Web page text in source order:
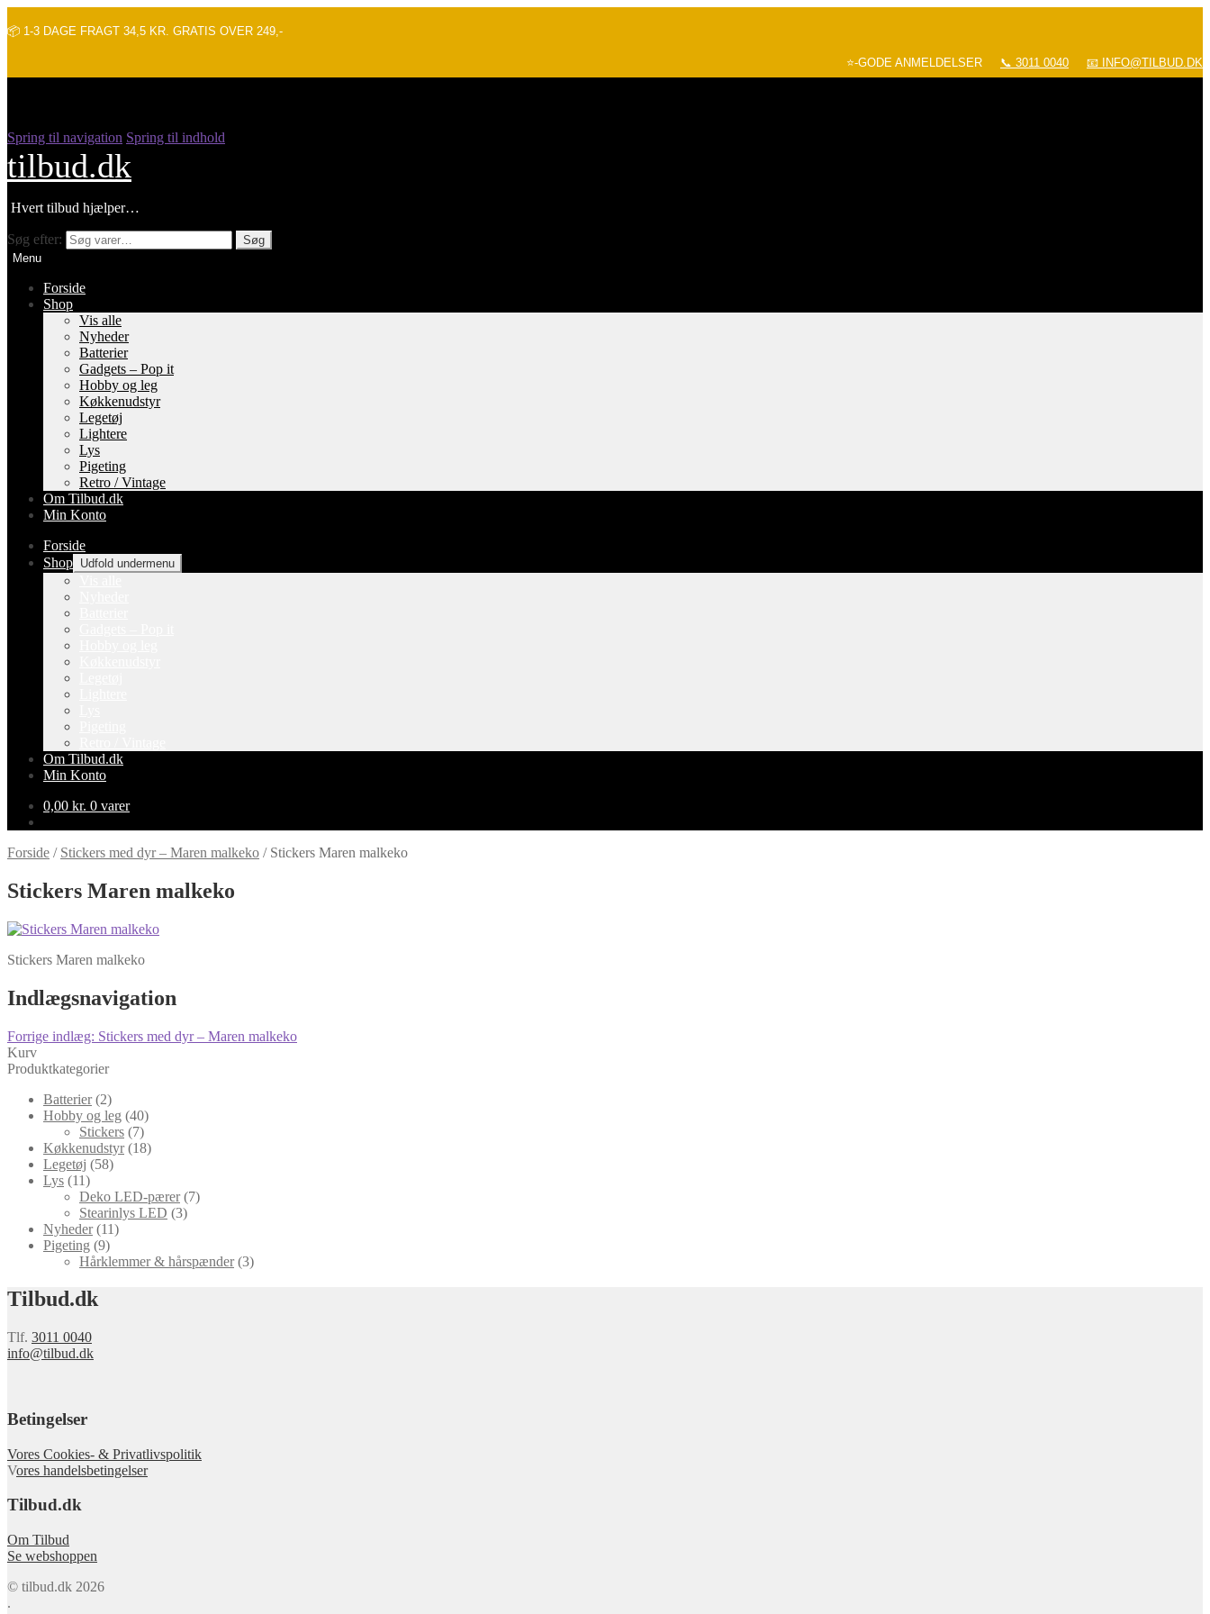
📦 1-3 DAGE FRAGT 34,5 KR. GRATIS OVER 249,-
⭐-GODE ANMELDELSER 📞 3011 0040 📧 INFO@TILBUD.DK
Spring til navigation Spring til indhold
tilbud.dk
Hvert tilbud hjælper…
Søg efter:
Søg
Menu
Forside
Shop
Vis alle
Nyheder
Batterier
Gadgets – Pop it
Hobby og leg
Køkkenudstyr
Legetøj
Lightere
Lys
Pigeting
Retro / Vintage
Om Tilbud.dk
Min Konto
Forside
Shop Udfold undermenu
Om Tilbud.dk
Min Konto
0,00 kr. 0 varer
Forside / Stickers med dyr – Maren malkeko / Stickers Maren malkeko
Stickers Maren malkeko
Stickers Maren malkeko
Indlægsnavigation
Forrige indlæg: Stickers med dyr – Maren malkeko
Kurv
Produktkategorier
Batterier (2)
Hobby og leg (40)
Stickers (7)
Køkkenudstyr (18)
Legetøj (58)
Lys (11)
Deko LED-pærer (7)
Stearinlys LED (3)
Nyheder (11)
Pigeting (9)
Hårklemmer & hårspænder (3)
Tilbud.dk
Tlf. 3011 0040
info@tilbud.dk
Betingelser
Vores Cookies- & Privatlivspolitik
Vores handelsbetingelser
Tilbud.dk
Om Tilbud
Se webshoppen
© tilbud.dk 2026
.